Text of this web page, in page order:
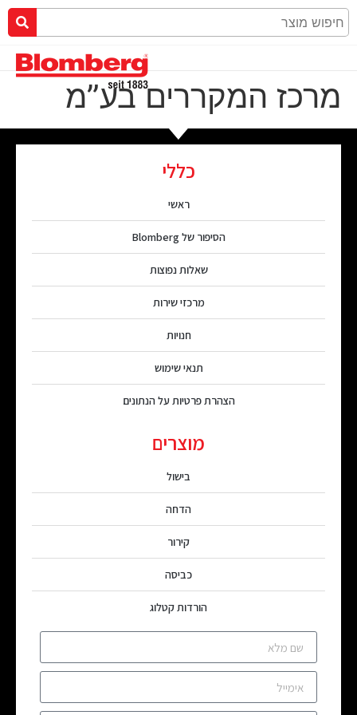
מרכז המקררים בע”מ
כללי
ראשי
הסיפור של Blomberg
שאלות נפוצות
מרכזי שירות
חנויות
תנאי שימוש
הצהרת פרטיות על הנתונים
מוצרים
בישול
הדחה
קירור
כביסה
הורדות קטלוג